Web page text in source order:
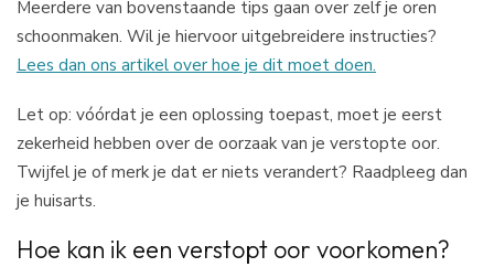
Meerdere van bovenstaande tips gaan over zelf je oren
schoonmaken. Wil je hiervoor uitgebreidere instructies?
Lees dan ons artikel over hoe je dit moet doen.
Let op: vóórdat je een oplossing toepast, moet je eerst
zekerheid hebben over de oorzaak van je verstopte oor.
Twijfel je of merk je dat er niets verandert? Raadpleeg dan
je huisarts.
Hoe kan ik een verstopt oor voorkomen?